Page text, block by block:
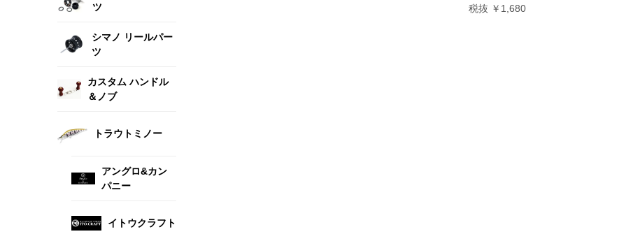
ツ
シマノ リールパー
ツ
カスタム ハンドル
＆ノブ
トラウトミノー
アングロ&カン
パニー
イトウクラフト
税抜 ￥1,680